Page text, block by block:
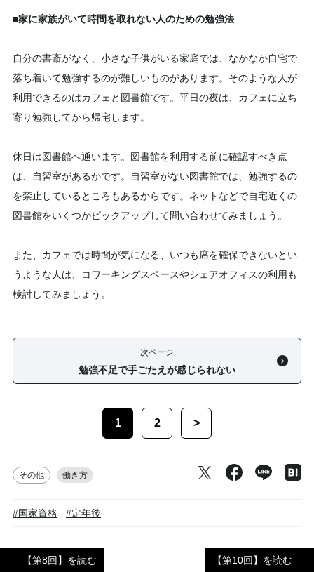
■家に家族がいて時間を取れない人のための勉強法
自分の書斎がなく、小さな子供がいる家庭では、なかなか自宅で
落ち着いて勉強するのが難しいものがあります。そのような人が
利用できるのはカフェと図書館です。平日の夜は、カフェに立ち
寄り勉強してから帰宅します。
休日は図書館へ通います。図書館を利用する前に確認すべき点
は、自習室があるかです。自習室がない図書館では、勉強するの
を禁止しているところもあるからです。ネットなどで自宅近くの
図書館をいくつかピックアップして問い合わせてみましょう。
また、カフェでは時間が気になる、いつも席を確保できないとい
うような人は、コワーキングスペースやシェアオフィスの利用も
検討してみましょう。
次ページ
勉強不足で手ごたえが感じられない
1 2 >
その他 働き方
#国家資格 #定年後
【第8回】を読む 【第10回】を読む